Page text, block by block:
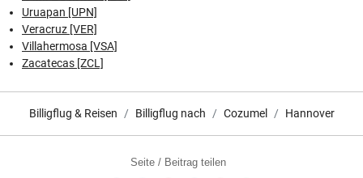
Uruapan [UPN]
Veracruz [VER]
Villahermosa [VSA]
Zacatecas [ZCL]
Billigflug & Reisen Billigflug nach Cozumel Hannover
Seite / Beitrag teilen